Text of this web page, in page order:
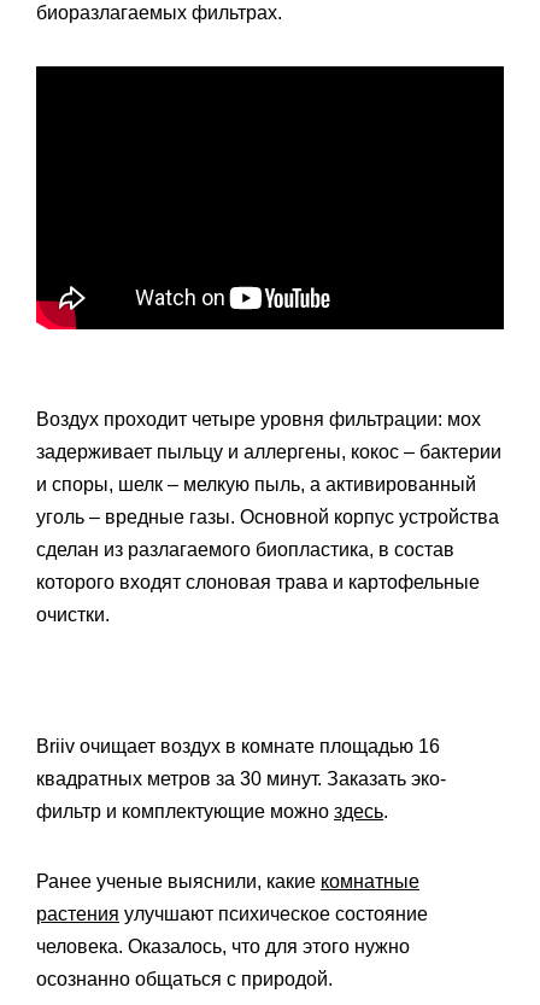
биоразлагаемых фильтрах.
Воздух проходит четыре уровня фильтрации: мох
задерживает пыльцу и аллергены, кокос – бактерии
и споры, шелк – мелкую пыль, а активированный
уголь – вредные газы. Основной корпус устройства
сделан из разлагаемого биопластика, в состав
которого входят слоновая трава и картофельные
очистки.
Briiv очищает воздух в комнате площадью 16
квадратных метров за 30 минут. Заказать эко-
фильтр и комплектующие можно здесь.
Ранее ученые выяснили, какие комнатные
растения улучшают психическое состояние
человека. Оказалось, что для этого нужно
осознанно общаться с природой.